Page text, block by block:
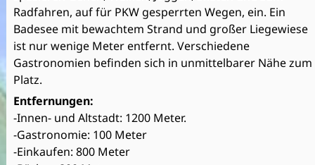
Radfahren, auf für PKW gesperrten Wegen, ein. Ein
Badesee mit bewachtem Strand und großer Liegewiese
ist nur wenige Meter entfernt. Verschiedene
Gastronomien befinden sich in unmittelbarer Nähe zum
Platz.
Entfernungen:
-Innen- und Altstadt: 1200 Meter.
-Gastronomie: 100 Meter
-Einkaufen: 800 Meter